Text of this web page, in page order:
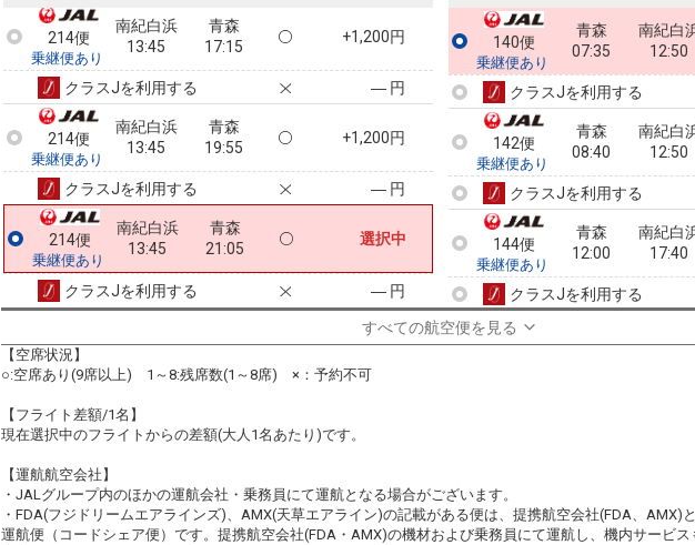
214便
乗継便あり
南紀白浜
13:45
青森
17:15
+1,200円
クラスJを利用する ― 円
214便
乗継便あり
南紀白浜
13:45
青森
19:55
+1,200円
クラスJを利用する ― 円
214便
乗継便あり
南紀白浜
13:45
青森
21:05
選択中
クラスJを利用する ― 円
140便
乗継便あり
青森
07:35
南紀白
12:50
クラスJを利用する
142便
乗継便あり
青森
08:40
南紀白
12:50
クラスJを利用する
144便
乗継便あり
青森
12:00
南紀白
17:40
クラスJを利用する
すべての航空便を見る
【空席状況】
○:空席あり(9席以上) 1～8:残席数(1～8席) ×：予約不可
【フライト差額/1名】
現在選択中のフライトからの差額(大人1名あたり)です。
【運航航空会社】
・JALグループ内のほかの運航会社・乗務員にて運航となる場合がございます。
・FDA(フジドリームエアラインズ)、AMX(天草エアライン)の記載がある便は、提携航空会社(FDA、AMX)
運航便（コードシェア便）です。提携航空会社(FDA・AMX)の機材および乗務員にて運航し、機内サービ